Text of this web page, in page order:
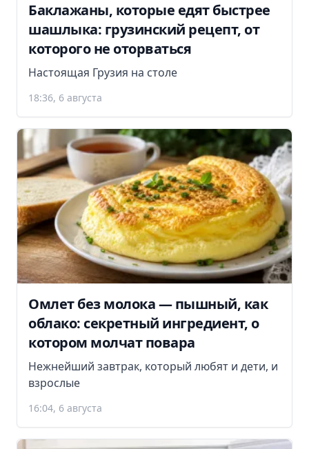
Баклажаны, которые едят быстрее
шашлыка: грузинский рецепт, от
которого не оторваться
Настоящая Грузия на столе
18:36, 6 августа
Омлет без молока — пышный, как
облако: секретный ингредиент, о
котором молчат повара
Нежнейший завтрак, который любят и дети, и
взрослые
16:04, 6 августа